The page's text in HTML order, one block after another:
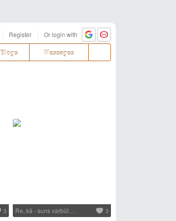
Register Or login with
Blogs Messages
3 Re, kā - suns varbūt… 3